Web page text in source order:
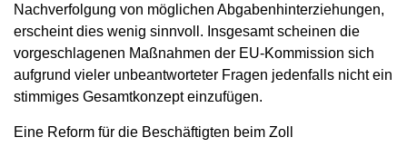
Nachverfolgung von möglichen Abgabenhinterziehungen,
erscheint dies wenig sinnvoll. Insgesamt scheinen die
vorgeschlagenen Maßnahmen der EU-Kommission sich
aufgrund vieler unbeantworteter Fragen jedenfalls nicht ein
stimmiges Gesamtkonzept einzufügen.
Eine Reform für die Beschäftigten beim Zoll